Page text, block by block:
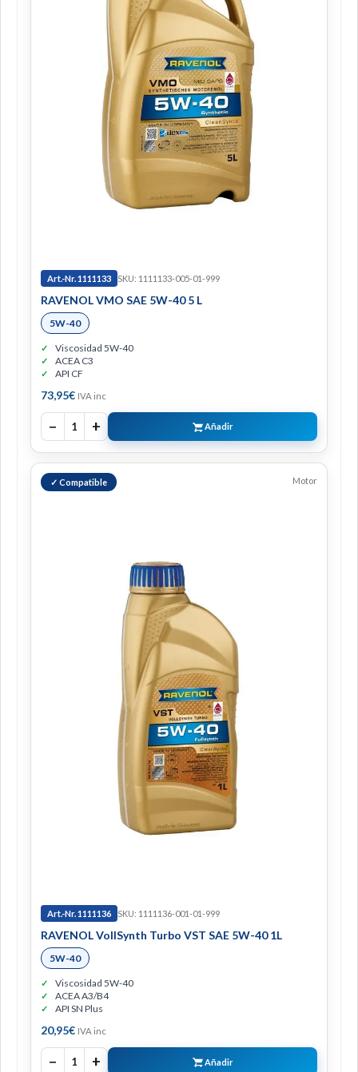
Art.-Nr. 1111133 SKU: 1111133-005-01-999
RAVENOL VMO SAE 5W-40 5 L
5W-40
Viscosidad 5W-40
ACEA C3
API CF
73,95€ IVA inc
− 1 + Añadir
✓ Compatible Motor
Art.-Nr. 1111136 SKU: 1111136-001-01-999
RAVENOL VollSynth Turbo VST SAE 5W-40 1L
5W-40
Viscosidad 5W-40
ACEA A3/B4
API SN Plus
20,95€ IVA inc
− 1 + Añadir